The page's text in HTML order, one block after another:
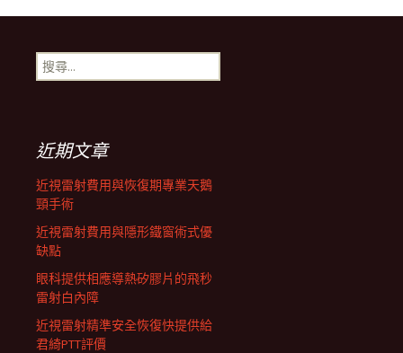
導
航
列
搜
尋
近期文章
近視雷射費用與恢復期專業天鵝
頸手術
近視雷射費用與隱形鐵窗術式優
缺點
眼科提供相應導熱矽膠片的飛秒
雷射白內障
近視雷射精準安全恢復快提供給
君綺PTT評價